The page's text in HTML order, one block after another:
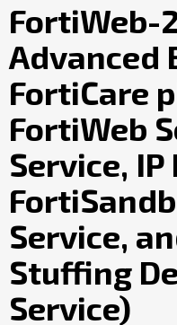
оплата
Контакты
FortiWeb-
Advanced
FortiCare
FortiWeb
Service,
Service,
Stuffing
Service)